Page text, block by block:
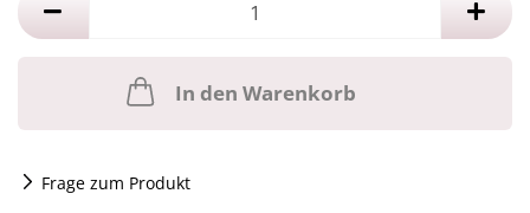
In den Warenkorb
Frage zum Produkt